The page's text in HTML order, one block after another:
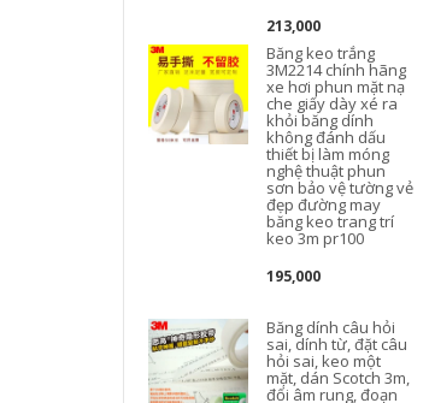
213,000
Băng keo trắng
3M2214 chính hãng
xe hơi phun mặt nạ
che giấy dày xé ra
khỏi băng dính
không đánh dấu
thiết bị làm móng
nghệ thuật phun
sơn bảo vệ tường vẻ
đẹp đường may
băng keo trang trí
keo 3m pr100
195,000
Băng dính câu hỏi
sai, dính từ, đặt câu
hỏi sai, keo một
mặt, dán Scotch 3m,
đổi âm rung, đoạn